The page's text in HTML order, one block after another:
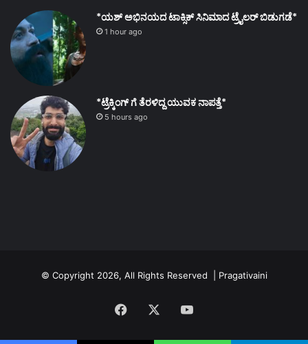
*ಯಶ್ ಅಭಿನಯದ ಟಾಕ್ಸಿಕ್ ಸಿನಿಮಾದ ಟ್ರೈಲರ್ ಬಿಡುಗಡೆ*
1 hour ago
*ಟ್ರೆಕ್ಕಿಂಗ್ ಗೆ ತೆರಳಿದ್ದ ಯುವಕ ನಾಪತ್ತೆ*
5 hours ago
© Copyright 2026, All Rights Reserved | Pragativaini
Facebook YouTube